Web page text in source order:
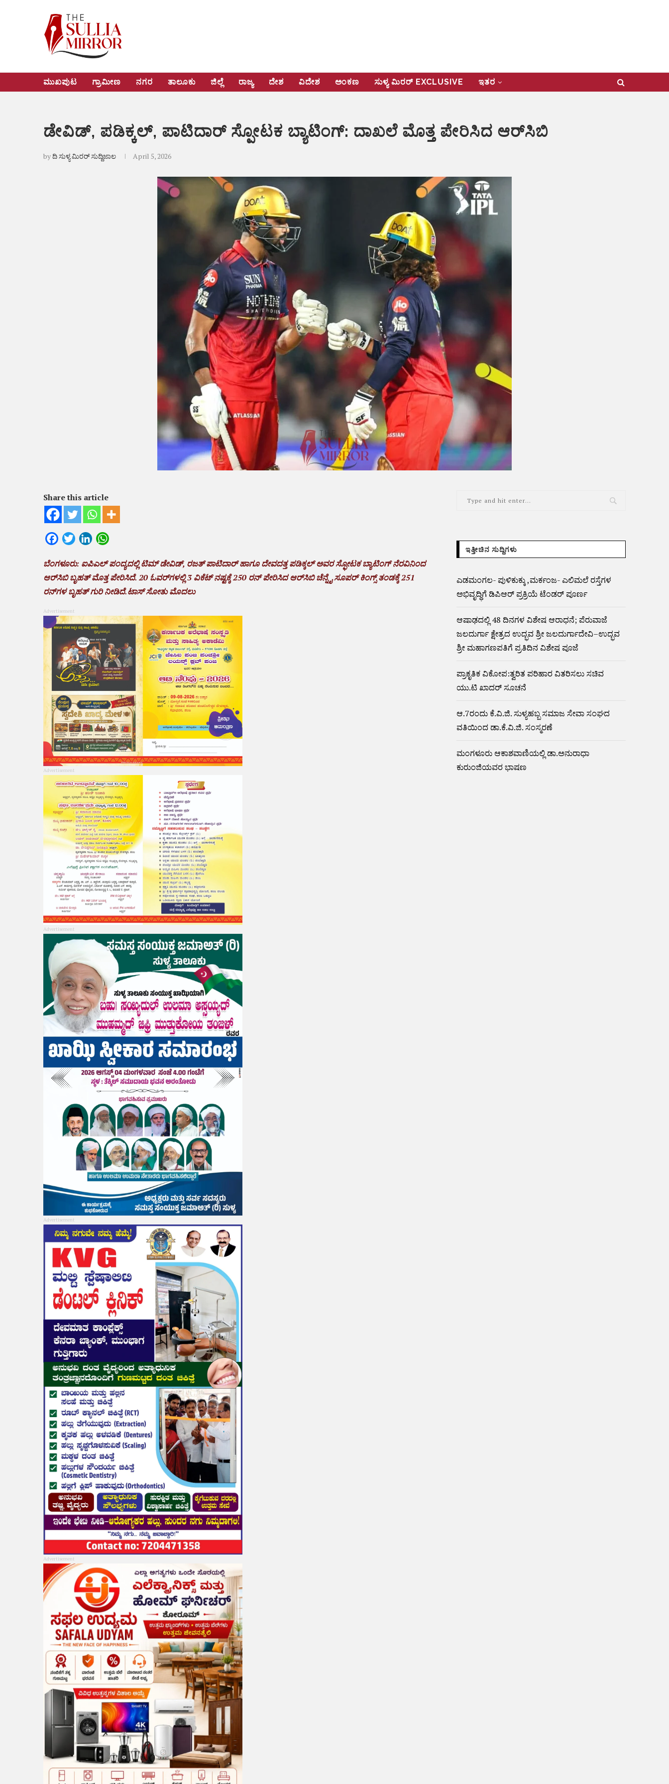
ಮುಖಪುಟ ಗ್ರಾಮೀಣ ನಗರ ತಾಲೂಕು ಜಿಲ್ಲೆ ರಾಜ್ಯ ದೇಶ ವಿದೇಶ ಅಂಕಣ ಸುಳ್ಯ ಮಿರರ್‌ EXCLUSIVE ಇತರ
ಡೇವಿಡ್, ಪಡಿಕ್ಕಲ್, ಪಾಟಿದಾರ್ ಸ್ಪೋಟಕ ಬ್ಯಾಟಿಂಗ್: ದಾಖಲೆ ಮೊತ್ತ ಪೇರಿಸಿದ ಆರ್‌ಸಿಬಿ
byದಿ ಸುಳ್ಯ ಮಿರರ್ ಸುದ್ದಿಜಾಲ April 5, 2026
Share this article
FacebookTwitterLinkedIn
ಬೆಂಗಳೂರು: ಐಪಿಎಲ್ ಪಂದ್ಯದಲ್ಲಿ ಟಿಮ್ ಡೇವಿಡ್, ರಜತ್ ಪಾಟಿದಾರ್ ಹಾಗೂ ದೇವದತ್ತ ಪಡಿಕ್ಕಲ್ ಅವರ ಸ್ಫೋಟಕ ಬ್ಯಾಟಿಂಗ್ ನೆರವಿನಿಂದ
ಆರ್‌ಸಿಬಿ ಬೃಹತ್ ಮೊತ್ತ ಪೇರಿಸಿದೆ. 20 ಓವರ್‌ಗಳಲ್ಲಿ 3 ವಿಕೆಟ್ ನಷ್ಟಕ್ಕೆ 250 ರನ್ ಪೇರಿಸಿದ ಆರ್‌ಸಿಬಿ ಚೆನ್ನೈ ಸೂಪರ್‌ ಕಿಂಗ್ಸ್ ತಂಡಕ್ಕೆ 251
ರನ್‌ಗಳ ಬೃಹತ್ ಗುರಿ ನೀಡಿದೆ.ಟಾಸ್ ಸೋತು ಮೊದಲು
Advertisement
Advertisement
Advertisement
Advertisement
Advertisement
ಇತ್ತೀಚಿನ ಸುದ್ದಿಗಳು
ಎಡಮಂಗಲ- ಪುಳಿಕುಕ್ಕು ,ಮರ್ಕಂಜ- ಎಲಿಮಲೆ ರಸ್ತೆಗಳ
ಅಭಿವೃದ್ಧಿಗೆ ಡಿಪಿಆರ್ ಪ್ರಕ್ರಿಯೆ ಟೆಂಡರ್ ಪೂರ್ಣ
ಆಷಾಢದಲ್ಲಿ 48 ದಿನಗಳ ವಿಶೇಷ ಆರಾಧನೆ; ಪೆರುವಾಜೆ
ಜಲದುರ್ಗಾ ಕ್ಷೇತ್ರದ ಉದ್ಭವ ಶ್ರೀ ಜಲದುರ್ಗಾದೇವಿ–ಉದ್ಭವ
ಶ್ರೀ ಮಹಾಗಣಪತಿಗೆ ಪ್ರತಿದಿನ ವಿಶೇಷ ಪೂಜೆ
ಪ್ರಾಕೃತಿಕ ವಿಕೋಪ:ತ್ವರಿತ ಪರಿಹಾರ ವಿತರಿಸಲು ಸಚಿವ
ಯು.ಟಿ ಖಾದರ್ ಸೂಚನೆ
ಆ.7ರಂದು ಕೆ.ವಿ.ಜಿ. ಸುಳ್ಯಹಬ್ಬ ಸಮಾಜ ಸೇವಾ ಸಂಘದ
ವತಿಯಿಂದ ಡಾ.ಕೆ.ವಿ.ಜಿ. ಸಂಸ್ಮರಣೆ
ಮಂಗಳೂರು ಆಕಾಶವಾಣಿಯಲ್ಲಿ ಡಾ.ಅನುರಾಧಾ
ಕುರುಂಜಿಯವರ ಭಾಷಣ